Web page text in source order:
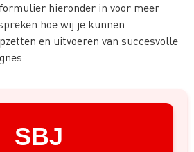
hieronder in voor meer
hoe wij je kunnen
en uitvoeren van succesvolle
SBJ